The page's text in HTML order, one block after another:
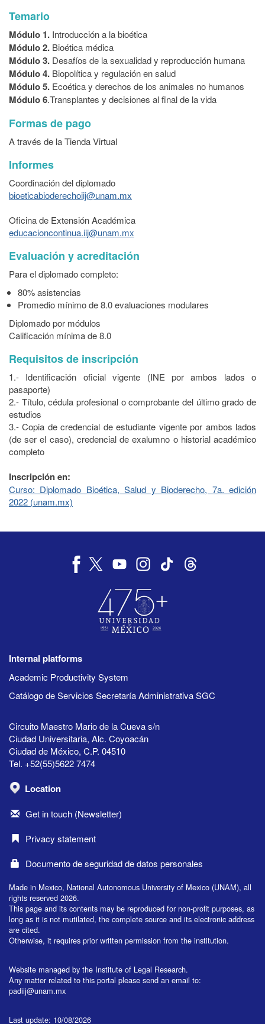
Temario
Módulo 1. Introducción a la bioética
Módulo 2. Bioética médica
Módulo 3. Desafíos de la sexualidad y reproducción humana
Módulo 4. Biopolítica y regulación en salud
Módulo 5. Ecoética y derechos de los animales no humanos
Módulo 6.Transplantes y decisiones al final de la vida
Formas de pago
A través de la Tienda Virtual
Informes
Coordinación del diplomado
bioeticabioderechoiij@unam.mx
Oficina de Extensión Académica
educacioncontinua.iij@unam.mx
Evaluación y acreditación
Para el diplomado completo:
80% asistencias
Promedio mínimo de 8.0 evaluaciones modulares
Diplomado por módulos
Calificación mínima de 8.0
Requisitos de inscripción
1.- Identificación oficial vigente (INE por ambos lados o
pasaporte)
2.- Título, cédula profesional o comprobante del último grado de
estudios
3.- Copia de credencial de estudiante vigente por ambos lados
(de ser el caso), credencial de exalumno o historial académico
completo
Inscripción en:
Curso: Diplomado Bioética, Salud y Bioderecho, 7a. edición
2022 (unam.mx)
Internal platforms
Academic Productivity System
Catálogo de Servicios Secretaría Administrativa SGC
Circuito Maestro Mario de la Cueva s/n
Ciudad Universitaria, Alc. Coyoacán
Ciudad de México, C.P. 04510
Tel. +52(55)5622 7474
Location
Get in touch (Newsletter)
Privacy statement
Documento de seguridad de datos personales
Made in Mexico, National Autonomous University of Mexico (UNAM), all
rights reserved 2026.
This page and its contents may be reproduced for non-profit purposes, as
long as it is not mutilated, the complete source and its electronic address
are cited.
Otherwise, it requires prior written permission from the institution.
Website managed by the Institute of Legal Research.
Any matter related to this portal please send an email to:
padiij@unam.mx
Last update: 10/08/2026